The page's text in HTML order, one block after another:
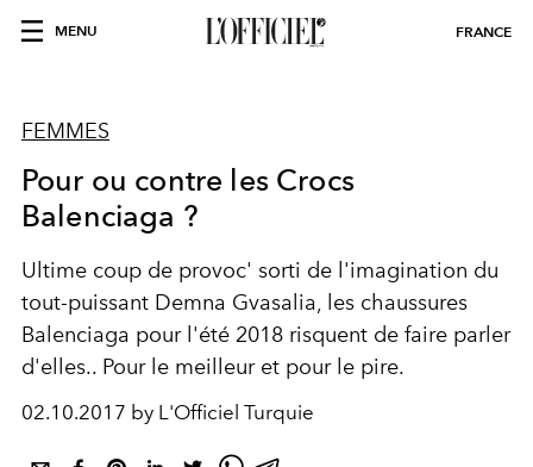
MENU FRANCE
FEMMES
Pour ou contre les Crocs
Balenciaga ?
Ultime coup de provoc' sorti de l'imagination du
tout-puissant Demna Gvasalia, les chaussures
Balenciaga pour l'été 2018 risquent de faire parler
d'elles.. Pour le meilleur et pour le pire.
02.10.2017 by L'Officiel Turquie